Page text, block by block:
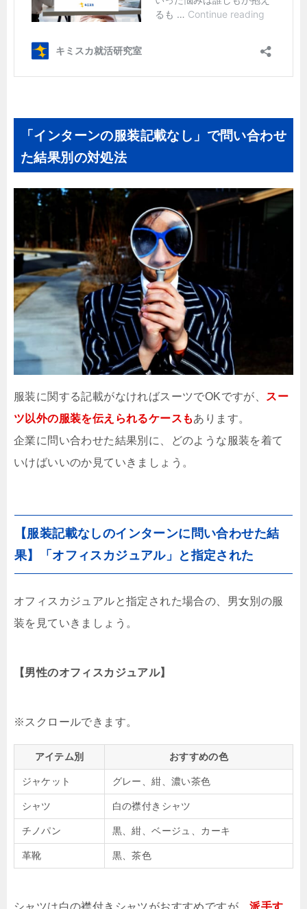
「インターンの服装記載なし」で問い合わせ
た結果別の対処法
服装に関する記載がなければスーツでOKですが、
スー
ツ以外の服装を伝えられるケースもあります。
企業に問い合わせた結果別に、どのような服装を着て
いけばいいのか見ていきましょう。
【服装記載なしのインターンに問い合わせた結
果】「オフィスカジュアル」と指定された
オフィスカジュアルと指定された場合の、男女別の服
装を見ていきましょう。
【男性のオフィスカジュアル】
アイテム別 おすすめの色
ジャケット グレー、紺、濃い茶色
シャツ 白の襟付きシャツ
チノパン 黒、紺、ベージュ、カーキ
革靴 黒、茶色
シャツは白の襟付きシャツがおすすめですが、派手す